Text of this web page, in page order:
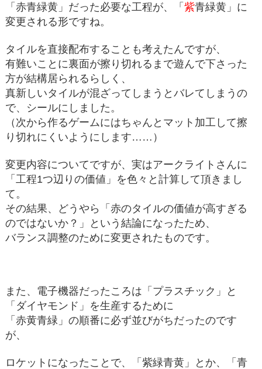
「赤青緑黄」だった必要な工程が、「紫青緑黄」に
変更される形ですね。
タイルを直接配布することも考えたんですが、
有難いことに裏面が擦り切れるまで遊んで下さった
方が結構居られるらしく、
真新しいタイルが混ざってしまうとバレてしまうの
で、シールにしました。
（次から作るゲームにはちゃんとマット加工して擦
り切れにくいようにします……）
変更内容についてですが、実はアークライトさんに
「工程1つ辺りの価値」を色々と計算して頂きまし
て。
その結果、どうやら「赤のタイルの価値が高すぎる
のではないか？」という結論になったため、
バランス調整のために変更されたものです。
また、電子機器だったころは「プラスチック」と
「ダイヤモンド」を生産するために
「赤黄青緑」の順番に必ず並びがちだったのです
が、
ロケットになったことで、「紫緑青黄」とか、「青